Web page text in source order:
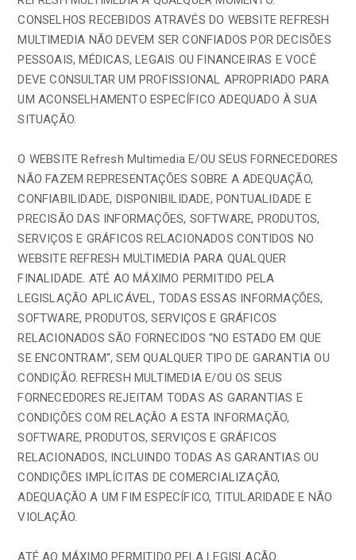
CONSELHOS RECEBIDOS ATRAVÉS DO WEBSITE REFRESH
MULTIMEDIA NÃO DEVEM SER CONFIADOS POR DECISÕES
PESSOAIS, MÉDICAS, LEGAIS OU FINANCEIRAS E VOCÊ
DEVE CONSULTAR UM PROFISSIONAL APROPRIADO PARA
UM ACONSELHAMENTO ESPECÍFICO ADEQUADO À SUA
SITUAÇÃO.
O WEBSITE Refresh Multimedia E/OU SEUS FORNECEDORES
NÃO FAZEM REPRESENTAÇÕES SOBRE A ADEQUAÇÃO,
CONFIABILIDADE, DISPONIBILIDADE, PONTUALIDADE E
PRECISÃO DAS INFORMAÇÕES, SOFTWARE, PRODUTOS,
SERVIÇOS E GRÁFICOS RELACIONADOS CONTIDOS NO
WEBSITE REFRESH MULTIMEDIA PARA QUALQUER
FINALIDADE. ATÉ AO MÁXIMO PERMITIDO PELA
LEGISLAÇÃO APLICÁVEL, TODAS ESSAS INFORMAÇÕES,
SOFTWARE, PRODUTOS, SERVIÇOS E GRÁFICOS
RELACIONADOS SÃO FORNECIDOS "NO ESTADO EM QUE
SE ENCONTRAM", SEM QUALQUER TIPO DE GARANTIA OU
CONDIÇÃO. REFRESH MULTIMEDIA E/OU OS SEUS
FORNECEDORES REJEITAM TODAS AS GARANTIAS E
CONDIÇÕES COM RELAÇÃO A ESTA INFORMAÇÃO,
SOFTWARE, PRODUTOS, SERVIÇOS E GRÁFICOS
RELACIONADOS, INCLUINDO TODAS AS GARANTIAS OU
CONDIÇÕES IMPLÍCITAS DE COMERCIALIZAÇÃO,
ADEQUAÇÃO A UM FIM ESPECÍFICO, TITULARIDADE E NÃO
VIOLAÇÃO.
ATÉ AO MÁXIMO PERMITIDO PELA LEGISLAÇÃO